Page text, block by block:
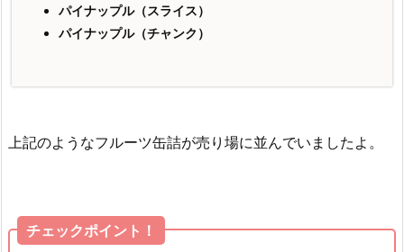
パイナップル（スライス）
パイナップル（チャンク）
上記のようなフルーツ缶詰が売り場に並んでいましたよ。
チェックポイント！